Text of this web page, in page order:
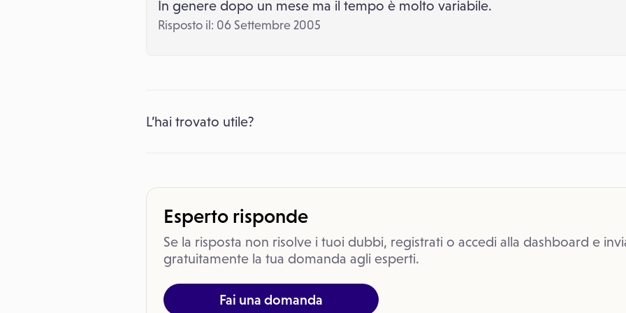
In genere dopo un mese ma il tempo è molto variabile.
Risposto il: 06 Settembre 2005
L’hai trovato utile?
Esperto risponde
Se la risposta non risolve i tuoi dubbi, registrati o accedi alla dashboard e
gratuitamente la tua domanda agli esperti.
Fai una domanda